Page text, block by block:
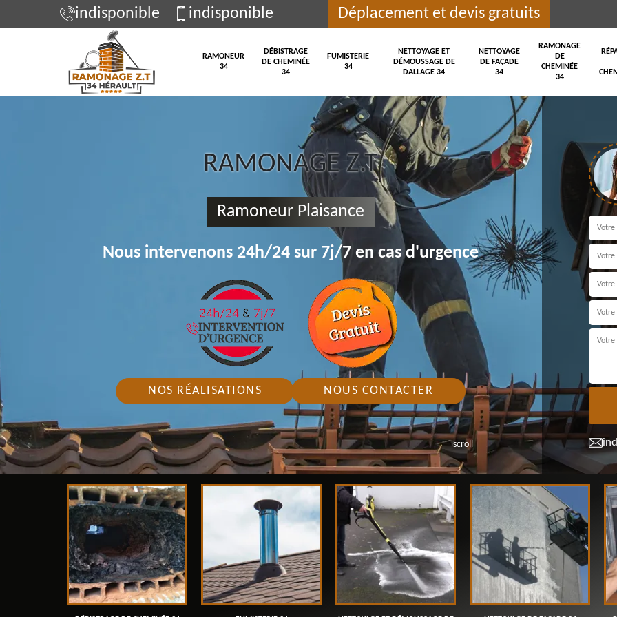
indisponible indisponible Déplacement et devis gratuits
RAMONEUR
34
DÉBISTRAGE
DE CHEMINÉE
34
FUMISTERIE
34
NETTOYAGE ET
DÉMOUSSAGE DE
DALLAGE 34
NETTOYAGE
DE FAÇADE
34
RAMONAGE
DE
CHEMINÉE
34
scroll
RAMONAGE Z.T
Ramoneur Plaisance
Nous intervenons 24h/24 sur 7j/7 en cas d'urgence
NOS RÉALISATIONS NOUS CONTACTER